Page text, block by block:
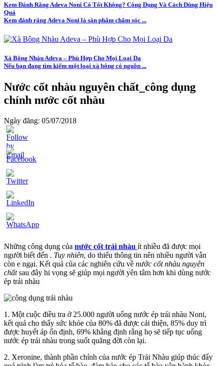
Kem Đánh Răng Adeva Noni Có Tốt Không? Công Dụng Và Cách Dùng Hiệu
Quả
Kem đánh răng Adeva Noni là sản phẩm chăm sóc ...
Xà Bông Nhàu Adeva – Phù Hợp Cho Mọi Loại Da
Nếu bạn đang tìm kiếm một loại xà bông có nguồn ...
Nước cốt nhàu nguyên chất_công dụng
chính nước cốt nhàu
Ngày đăng: 05/07/2018
Những công dụng của nước cốt trái nhàu ít nhiều đã được mọi
người biết đến . Tuy nhiên, do thiếu thông tin nên nhiều người vẫn
còn e ngại. Kết quả của các nghiên cứu về nước cốt nhàu nguyên
chấtsau đây hi vọng sẽ giúp mọi người yên tâm hơn khi dùng nước
ép trái nhàu
1. Một cuộc điều tra ở 25.000 người uống nước ép trái nhàu Noni,
kết quả cho thấy sức khỏe của 80% đã được cải thiện, 85% duy trì
được huyết áp ổn định, 69% khẳng định rằng họ sẽ tiếp tục uống
nước ép trái nhàu trong suốt quãng đời còn lại.
2. Xeronine, thành phần chính của nước ép Trái Nhàu giúp thúc đẩy